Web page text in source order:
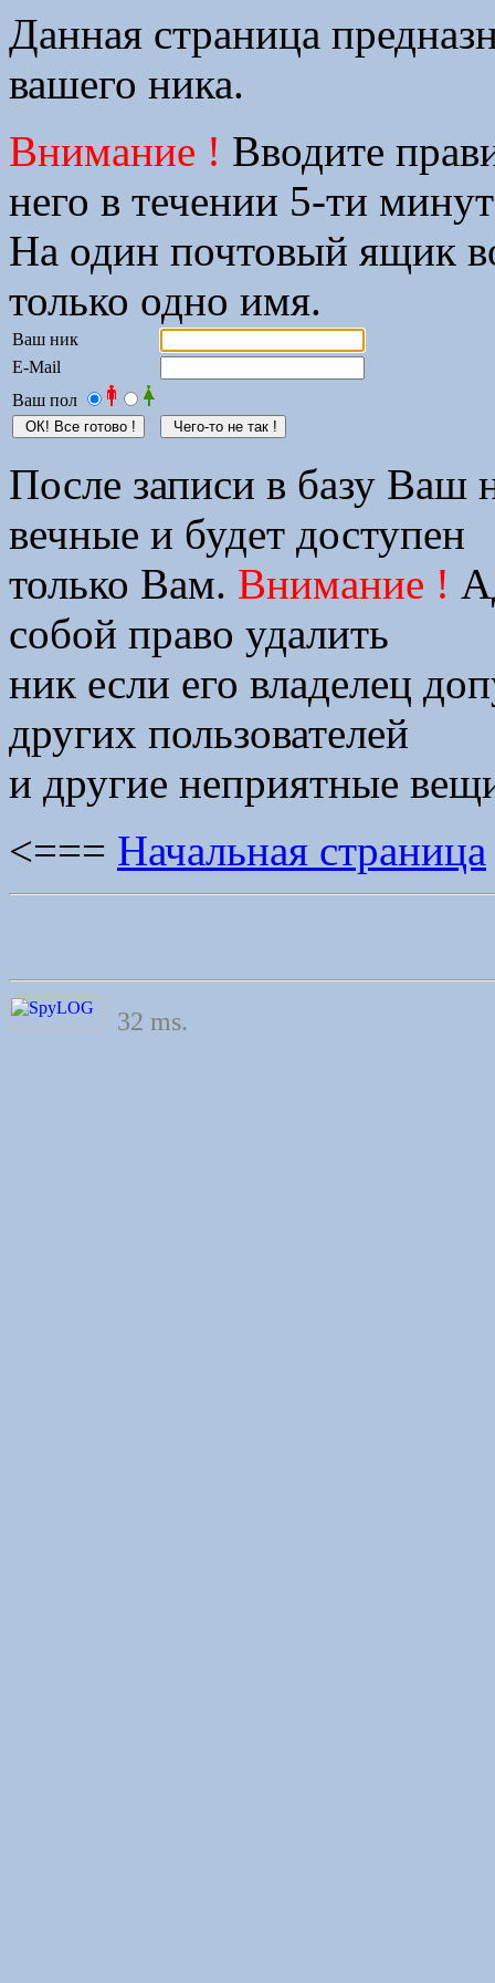
Данная страница
вашего ника.
Внимание ! Вводите
него в течении 5-ти
На один почтовый ящик
только одно имя.
Ваш ник
E-Mail
Ваш пол
После записи в базу Ваш
вечные и будет доступен
только Вам. Внимание !
собой право удалить
ник если его владелец
других пользователей
и другие неприятные
<=== Начальная страница
32 ms.